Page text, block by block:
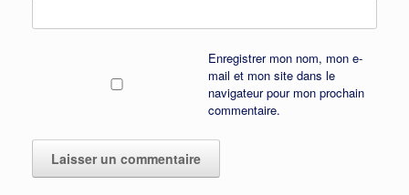
Enregistrer mon nom, mon e-
mail et mon site dans le
navigateur pour mon prochain
commentaire.